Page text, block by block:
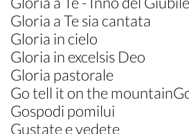
Gloria a Te sia cantata
Gloria in cielo
Gloria in excelsis Deo
Gloria pastorale
Go tell it on the
Gospodi pomilui
Gustate e vedete